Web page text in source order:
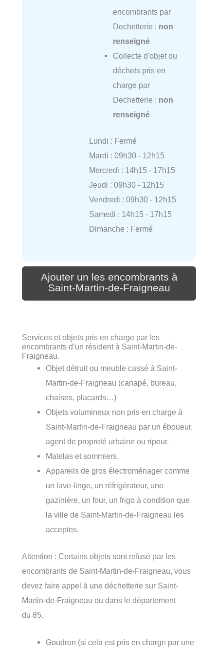
encombrants par
Dechetterie : non
renseigné
Collecte d'objet ou
déchets pris en
charge par
Dechetterie : non
renseigné
Lundi : Fermé
Mardi : 09h30 - 12h15
Mercredi : 14h15 - 17h15
Jeudi : 09h30 - 12h15
Vendredi : 09h30 - 12h15
Samedi : 14h15 - 17h15
Dimanche : Fermé
Ajouter un les encombrants à
Saint-Martin-de-Fraigneau
Services et objets pris en charge par les
encombrants d’un résident à Saint-Martin-de-
Fraigneau.
Objet détruit ou meuble cassé à Saint-
Martin-de-Fraigneau (canapé, bureau,
chaises, placards…)
Objets volumineux non pris en charge à
Saint-Martin-de-Fraigneau par un éboueur,
agent de propreté urbaine ou ripeur.
Matelas et sommiers.
Appareils de gros électroménager comme
un lave-linge, un réfrigérateur, une
gazinière, un four, un frigo à condition que
la ville de Saint-Martin-de-Fraigneau les
acceptes.
Attention : Certains objets sont refusé par les
encombrants de Saint-Martin-de-Fraigneau, vous
devez faire appel à une déchetterie sur Saint-
Martin-de-Fraigneau ou dans le département
du 85.
Goudron (si cela est pris en charge par une